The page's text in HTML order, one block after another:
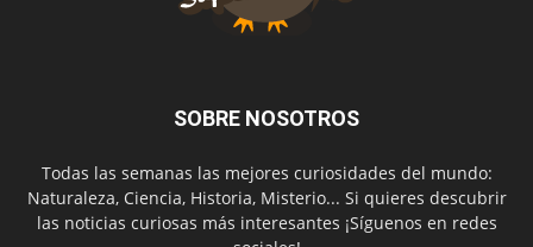
SOBRE NOSOTROS
Todas las semanas las mejores curiosidades del mundo:
Naturaleza, Ciencia, Historia, Misterio... Si quieres descubrir
las noticias curiosas más interesantes ¡Síguenos en redes